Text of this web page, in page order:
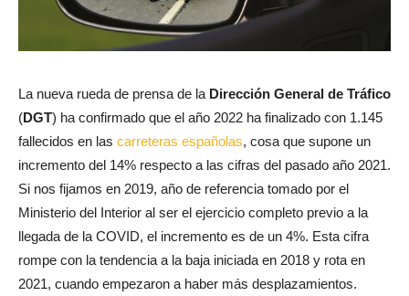
La nueva rueda de prensa de la Dirección General de Tráfico
(DGT) ha confirmado que el año 2022 ha finalizado con 1.145
fallecidos en las carreteras españolas, cosa que supone un
incremento del 14% respecto a las cifras del pasado año 2021.
Si nos fijamos en 2019, año de referencia tomado por el
Ministerio del Interior al ser el ejercicio completo previo a la
llegada de la COVID, el incremento es de un 4%. Esta cifra
rompe con la tendencia a la baja iniciada en 2018 y rota en
2021, cuando empezaron a haber más desplazamientos.